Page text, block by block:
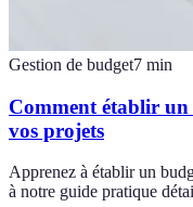
Gestion de budget7 min
Comment établir
vos projets
Apprenez à établir un
à notre guide pratique